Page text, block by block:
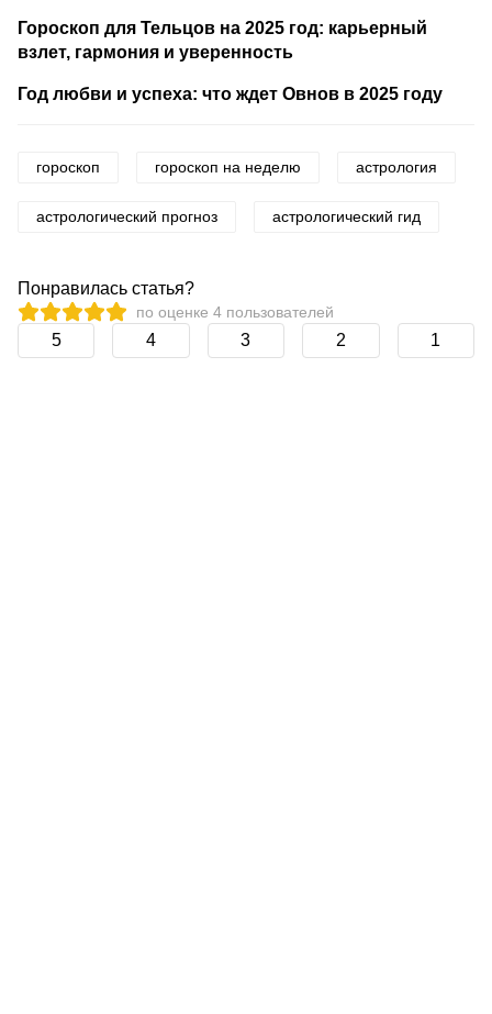
Гороскоп для Тельцов на 2025 год: карьерный
взлет, гармония и уверенность
Год любви и успеха: что ждет Овнов в 2025 году
гороскоп гороскоп на неделю астрология
астрологический прогноз астрологический гид
Понравилась статья?
по оценке 4 пользователей
5 4 3 2 1